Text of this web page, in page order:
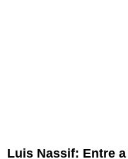
Luis Nassif: Entre